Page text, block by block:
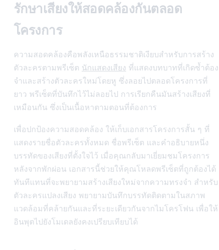
รักษาเสียงให้สอดคล้องกันตลอด
โครงการ
ความสอดคล้องคือพลังเหนือธรรมชาติเงียบสำหรับการสร้าง
ตัวละครตามพรีเซ็ต นักแสดงเสียง ที่แสดงบทบาทที่เกิดซ้ำต้อง
จำและสร้างตัวละครใหม่โดยหู ซึ่งลอยไปตลอดโครงการที่
ยาว พรีเซ็ตที่บันทึกไว้ไม่ลอยไป การเรียกคืนมันสร้างเสียงที่
เหมือนกัน ซึ่งเป็นเนื้อหาตามตอนที่ต้องการ
เพื่อปกป้องความสอดคล้อง ให้เก็บเอกสารโครงการสั้น ๆ ที่
แสดงรายชื่อตัวละครทั้งหมด ชื่อพรีเซ็ต และคำอธิบายหนึ่ง
บรรทัดของเสียงที่ตั้งใจไว้ เมื่อคุณกลับมาเยี่ยมชมโครงการ
หลังจากพักผ่อน เอกสารนี้ช่วยให้คุณโหลดพรีเซ็ตที่ถูกต้องได้
ทันทีแทนที่จะพยายามสร้างเสียงใหม่จากความทรงจำ สำหรับ
ตัวละครแปลงเสียง พยายามบันทึกบรรทัดติดตามในสภาพ
แวดล้อมที่คล้ายกันและที่ระยะเดียวกันจากไมโครโฟน เพื่อให้
อินพุตไปยังโมเดลยังคงเปรียบเทียบได้